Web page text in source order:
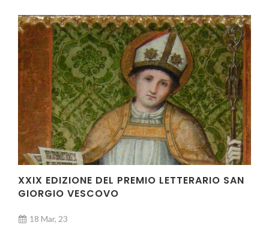
XXIX EDIZIONE DEL PREMIO LETTERARIO SAN
GIORGIO VESCOVO
18 Mar, 23